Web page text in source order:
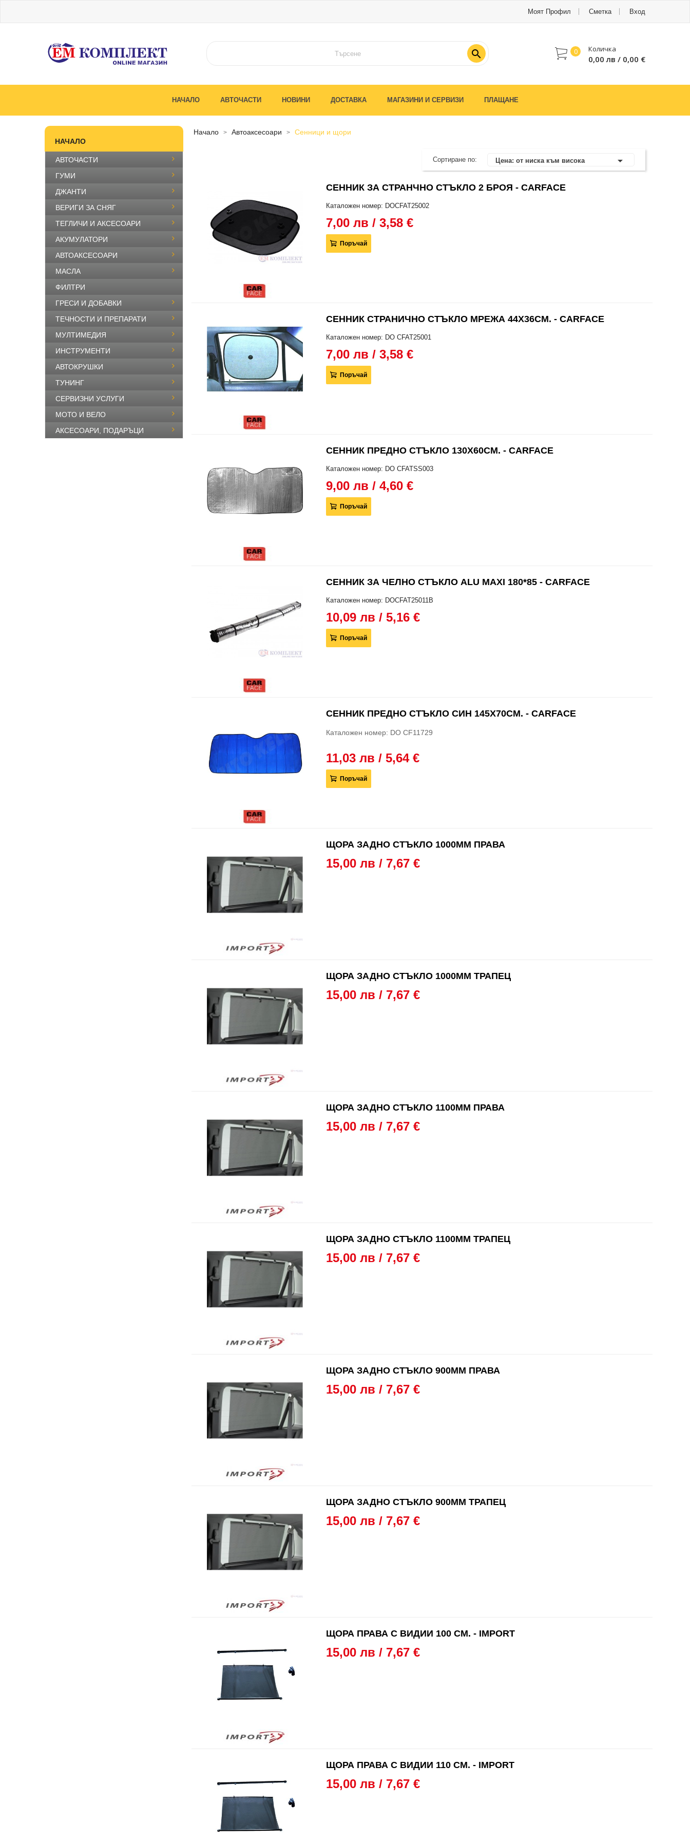
Моят Профил Сметка Вход
Количка
0
0,00 лв / 0,00 €

НАЧАЛО АВТОЧАСТИ НОВИНИ ДОСТАВКА МАГАЗИНИ И СЕРВИЗИ ПЛАЩАНЕ
НАЧАЛО
АВТОЧАСТИ
ГУМИ
ДЖАНТИ
ВЕРИГИ ЗА СНЯГ
ТЕГЛИЧИ И АКСЕСОАРИ
АКУМУЛАТОРИ
АВТОАКСЕСОАРИ
МАСЛА
ФИЛТРИ
ГРЕСИ И ДОБАВКИ
ТЕЧНОСТИ И ПРЕПАРАТИ
МУЛТИМЕДИЯ
ИНСТРУМЕНТИ
АВТОКРУШКИ
ТУНИНГ
СЕРВИЗНИ УСЛУГИ
МОТО И ВЕЛО
АКСЕСОАРИ, ПОДАРЪЦИ
начало автоаксесоари сенници и щори
Сортиране по: Цена: от ниска към висока 
СЕННИК ЗА СТРАНЧНО СТЪКЛО 2 БРОЯ - CARFACE
Каталожен номер: DOCFAT25002
7,00 лв / 3,58 €
Поръчай
СЕННИК СТРАНИЧНО СТЪКЛО МРЕЖА 44Х36СМ. - CARFACE
Каталожен номер: DO CFAT25001
7,00 лв / 3,58 €
Поръчай
СЕННИК ПРЕДНО СТЪКЛО 130Х60СМ. - CARFACE
Каталожен номер: DO CFATSS003
9,00 лв / 4,60 €
Поръчай
СЕННИК ЗА ЧЕЛНО СТЪКЛО ALU MAXI 180*85 - CARFACE
Каталожен номер: DOCFAT25011B
10,09 лв / 5,16 €
Поръчай
СЕННИК ПРЕДНО СТЪКЛО СИН 145Х70СМ. - CARFACE
Каталожен номер: DO CF11729
11,03 лв / 5,64 €
Поръчай
ЩОРА ЗАДНО СТЪКЛО 1000MM ПРАВА
15,00 лв / 7,67 €
ЩОРА ЗАДНО СТЪКЛО 1000MM ТРАПЕЦ
15,00 лв / 7,67 €
ЩОРА ЗАДНО СТЪКЛО 1100MM ПРАВА
15,00 лв / 7,67 €
ЩОРА ЗАДНО СТЪКЛО 1100MM ТРАПЕЦ
15,00 лв / 7,67 €
ЩОРА ЗАДНО СТЪКЛО 900MM ПРАВА
15,00 лв / 7,67 €
ЩОРА ЗАДНО СТЪКЛО 900MM ТРАПЕЦ
15,00 лв / 7,67 €
ЩОРА ПРАВА С ВИДИИ 100 СМ. - IMPORT
15,00 лв / 7,67 €
ЩОРА ПРАВА С ВИДИИ 110 СМ. - IMPORT
15,00 лв / 7,67 €